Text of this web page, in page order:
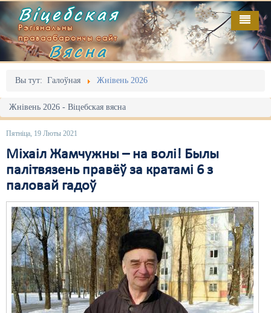
Віцебская
Рэгіянальны
праваабарончы сайт
Вясна
Вы тут: Галоўная Жнівень 2026
Жнівень 2026 - Віцебская вясна
Пятніца, 19 Люты 2021
Міхаіл Жамчужны – на волі! Былы
палітвязень правёў за кратамі 6 з
паловай гадоў
Галоўная
Адміністрацыйны перасьлед
Акцыі
Выбары
Грамадзянскія ініцыятывы
Дзяржава
Дыскрымінацыя
Затрыманьні
Карная псыхіятрыя
КПЧ ААН
Выданьні
Відэа
Пра нас
RSS